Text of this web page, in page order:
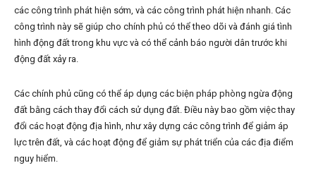
các công trình phát hiện sớm, và các công trình phát hiện nhanh. Các
công trình này sẽ giúp cho chính phủ có thể theo dõi và đánh giá tình
hình động đất trong khu vực và có thể cảnh báo người dân trước khi
động đất xảy ra.
Các chính phủ cũng có thể áp dụng các biện pháp phòng ngừa động
đất bằng cách thay đổi cách sử dụng đất. Điều này bao gồm việc thay
đổi các hoạt động địa hình, như xây dựng các công trình để giảm áp
lực trên đất, và các hoạt động để giảm sự phát triển của các địa điểm
nguy hiểm.